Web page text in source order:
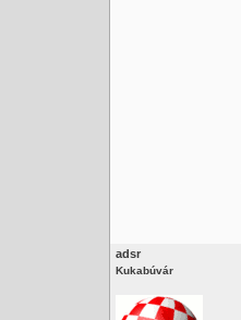
adsr
Kukabúvár